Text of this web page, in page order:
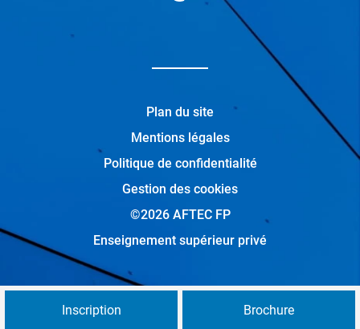
Plan du site
Mentions légales
Politique de confidentialité
Gestion des cookies
©2026 AFTEC FP
Enseignement supérieur privé
Inscription Brochure